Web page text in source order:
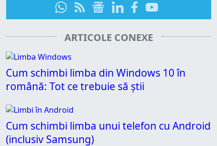
ARTICOLE CONEXE
Cum schimbi limba din Windows 10 în
română: Tot ce trebuie să știi
Cum schimbi limba unui telefon cu Android
(inclusiv Samsung)